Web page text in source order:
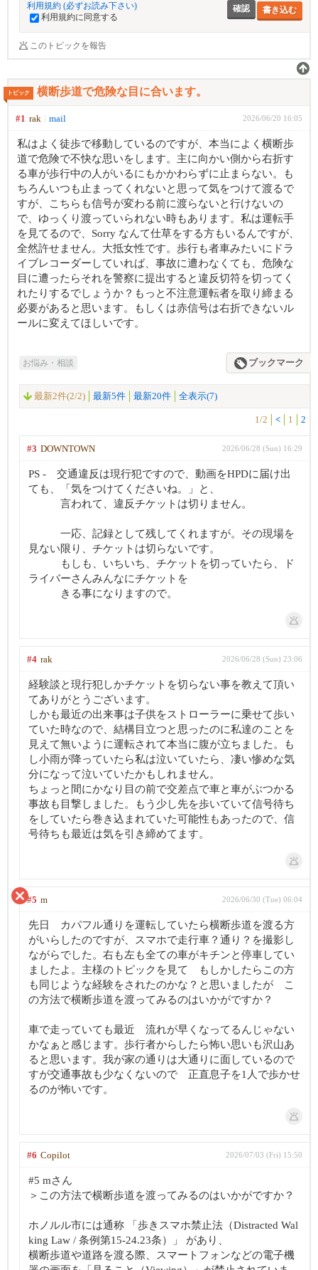
利用規約 (必ずお読み下さい)
利用規約に同意する
書き込む
このトピックを報告
トピック 横断歩道で危険な目に合います。
#1 rak mail 2026/06/20 16:05
私はよく徒歩で移動しているのですが、本当によく横断歩
道で危険で不快な思いをします。主に向かい側から右折す
る車が歩行中の人がいるにもかかわらずに止まらない。も
ちろんいつも止まってくれないと思って気をつけて渡るで
すが、こちらも信号が変わる前に渡らないと行けないの
で、ゆっくり渡っていられない時もあります。私は運転手
を見てるので、Sorry なんて仕草をする方もいるんですが、
全然許せません。大抵女性です。歩行も者車みたいにドラ
イブレコーダーしていれば、事故に遭わなくても、危険な
目に遭ったらそれを警察に提出すると違反切符を切ってく
れたりするでしょうか？もっと不注意運転者を取り締まる
必要があると思います。もしくは赤信号は右折できないル
ールに変えてほしいです。
お悩み・相談 ブックマーク
最新2件(2/2) 最新5件 最新20件 全表示(7)
1/2 < 1 2
#3 DOWNTOWN 2026/06/28 (Sun) 16:29
PS - 交通違反は現行犯ですので、動画をHPDに届け出
ても、「気をつけてくださいね。」と、
言われて、違反チケットは切りません。
一応、記録として残してくれますが。その現場を
見ない限り、チケットは切らないです。
もしも、いちいち、チケットを切っていたら、ド
ライバーさんみんなにチケットを
きる事になりますので。
#4 rak 2026/06/28 (Sun) 23:06
経験談と現行犯しかチケットを切らない事を教えて頂い
てありがとうございます。
しかも最近の出来事は子供をストローラーに乗せて歩い
ていた時なので、結構目立つと思ったのに私達のことを
見えて無いように運転されて本当に腹が立ちました。も
し小雨が降っていたら私は泣いていたら、凄い惨めな気
分になって泣いていたかもしれません。
ちょっと間にかなり目の前で交差点で車と車がぶつかる
事故も目撃しました。もう少し先を歩いていて信号待ち
をしていたら巻き込まれていた可能性もあったので、信
号待ちも最近は気を引き締めてます。
#5 m 2026/06/30 (Tue) 06:04
先日 カパフル通りを運転していたら横断歩道を渡る方
がいらしたのですが、スマホで走行車？通り？を撮影し
ながらでした。右も左も全ての車がキチンと停車してい
ましたよ。主様のトピックを見て もしかしたらこの方
も同じような経験をされたのかな？と思いましたが こ
の方法で横断歩道を渡ってみるのはいかがですか？
車で走っていても最近 流れが早くなってるんじゃない
かなぁと感じます。歩行者からしたら怖い思いも沢山あ
ると思います。我が家の通りは大通りに面しているので
すが交通事故も少なくないので 正直息子を1人で歩かせ
るのが怖いです。
#6 Copilot 2026/07/03 (Fri) 15:50
#5 mさん
＞この方法で横断歩道を渡ってみるのはいかがですか？
ホノルル市には通称 「歩きスマホ禁止法（Distracted Wal
king Law / 条例第15-24.23条）」 があり、
横断歩道や道路を渡る際、スマートフォンなどの電子機